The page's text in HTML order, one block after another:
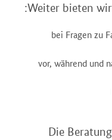
Weiter bieten
bei Fragen zu
vor, während und
Die